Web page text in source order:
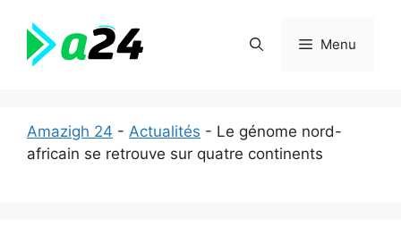
contenu
Menu
Amazigh 24 - Actualités - Le génome nord-
africain se retrouve sur quatre continents